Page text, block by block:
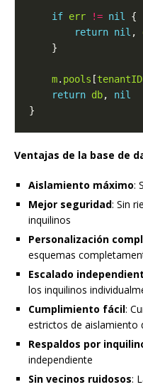
if err != nil
return nil ,
m. pools [tenantID
return db, nil
Ventajas de la base de
Aislamiento máximo:
Mejor seguridad: Sin
inquilinos
Personalización
esquemas
Escalado
los inquilinos
Cumplimiento fácil:
estrictos de aislamiento
Respaldos por
independiente
Sin vecinos ruidosos: